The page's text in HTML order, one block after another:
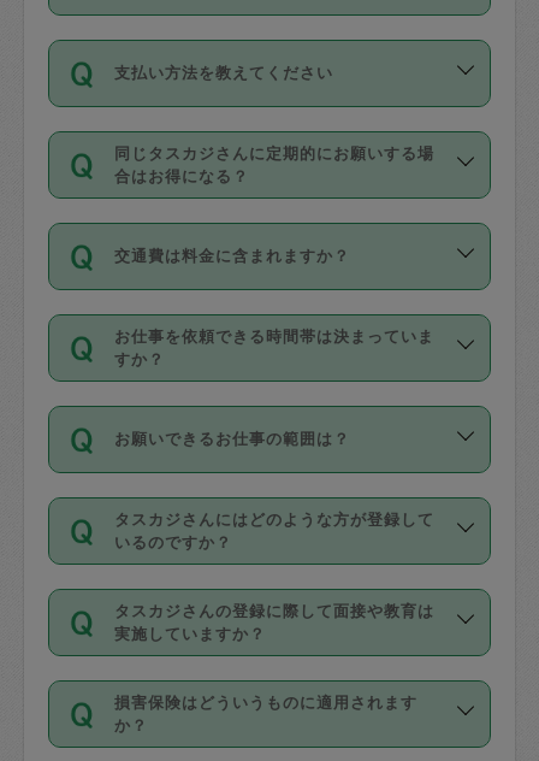
利用ください。機能をご利用いただくに
の上事前申請することが必要です。な
お、3時間を下回っても、値引き等はござ
いません。
11種類の価格帯の中からタスカジさん自
身が価格を選んで設定しています。
タスカジさんの価格設定には最初は制限
があり、レビュー件数、レビューの平均
値、などで除々に設定可能な最高額が上
がっていく仕組みになっています。
支払い方法を教えてください
お支払方法はクレジットカード（Visa／
Master／JCB／AMERICAN EXPRESS／
Diners Club）のみとなります。
を行う際にご入力ください。プロフィー
ル登録時にはご入力いただかなくても大
丈夫です。
デビットカード・プリペイドカード（Vプ
リカ、au WALLETなど）は支払にはご利
銀行振込や現金払いも対応していませ
なお、タスカジさんの交通費も、依頼料
金のご請求と合わせてお支払いとなりま
動計算で表示されます。
同じタスカジさんに定期的にお願いする場
合はお得になる？
依頼には「スポット」と「定期（毎週｜
隔週）」があり、「定期」の依頼は「ス
ポット」よりお得な料金でご利用できま
す。
定期の最低利用回数は設けていない代わ
りに、一定数を超えたキャンセルは有償
（例：毎週定期の場合は３回以上のキャ
ンセルが有償（1200円、隔週定期の場合
は２回以上のキャンセルが有償（1200
交通費は料金に含まれますか？
交通費は依頼料金とは別途発生し、依頼
料金のご請求と合わせてお支払いとなり
ます。交通費の金額は「依頼の詳細」に
お仕事を依頼できる時間帯は決まっていま
すか？
時間帯は3種類あります。いずれも１回あ
たり３時間です。
・ＡＭ ９時～１２時
・ＰＭ １３時～１６時
・夜 １８時～２１時
開始時間を２時間前後変更することが可
能です。依頼送信後、個別にタスカジさ
んにメッセージを送り調整してくださ
い。ただし、２時間を越えての調整はで
お願いできるお仕事の範囲は？
掃除、整理収納、洗濯、買い物、料理、
作り置きです。タスカジさんによってで
きる仕事の範囲が異なりますので、依頼
する前にタスカジさんのプロフィールで
確認してください。
基本的に、高所での作業や危険作業、屋
外での作業は対象外です。
タスカジさんにはどのような方が登録して
いるのですか？
主婦として長年の家事経験をお持ちの
方、栄養士・調理師といった資格者で保
育園や学校の給食やレストランで料理関
係の専門職に従事されていた方、日本で
すでにハウスキーパーや英語の先生とし
てお仕事をしているフィリピン出身の
タスカジさんの登録に際して面接や教育は
実施していますか？
応募の際に、各自事務局との面接と説明
を行っています。その後、身分証明書の
写真提出をしていただいています。外国
損害保険はどういうものに適用されます
か？